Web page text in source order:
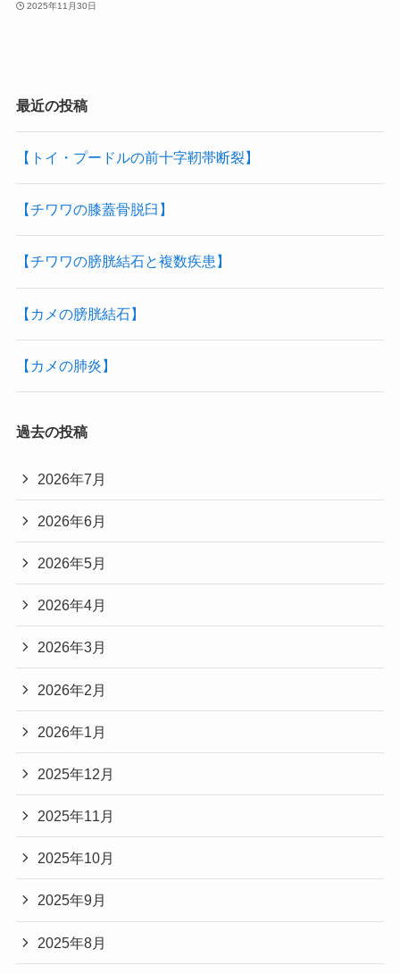
2025年11月30日
最近の投稿
【トイ・プードルの前十字靭帯断裂】
【チワワの膝蓋骨脱臼】
【チワワの膀胱結石と複数疾患】
【カメの膀胱結石】
【カメの肺炎】
過去の投稿
2026年7月
2026年6月
2026年5月
2026年4月
2026年3月
2026年2月
2026年1月
2025年12月
2025年11月
2025年10月
2025年9月
2025年8月